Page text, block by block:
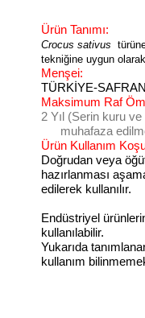
Ürün Tanımı:
Crocus sativus
tekniğine uygun
Menşei:
TÜRKİYE-
Maksimum Raf
2 Yıl (Serin kuru ve
muhafaza
Ürün Kullanım
Doğrudan veya
hazırlanması
edilerek kullanılır.
Endüstriyel
kullanılabilir.
Yukarıda
kullanım